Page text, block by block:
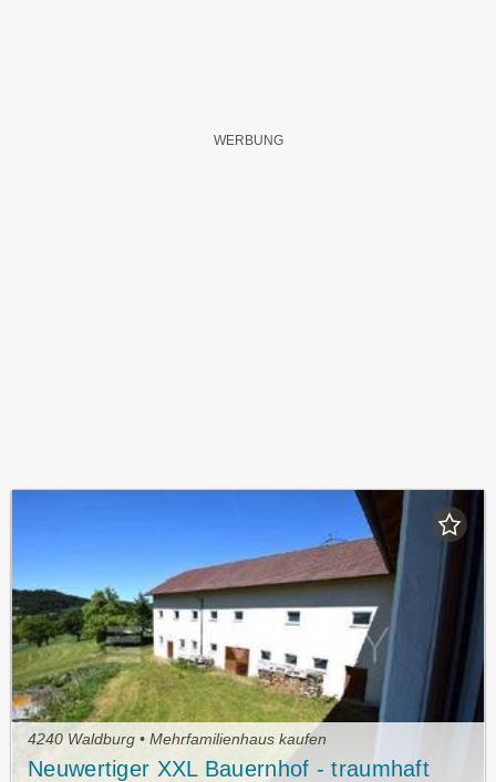
4240 Waldburg • Mehrfamilienhaus kaufen
Neuwertiger XXL Bauernhof - traumhaft